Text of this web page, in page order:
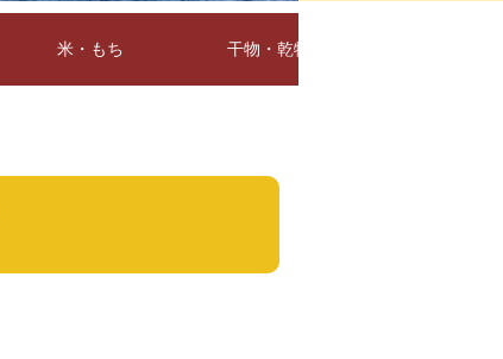
米・もち 干物・乾物